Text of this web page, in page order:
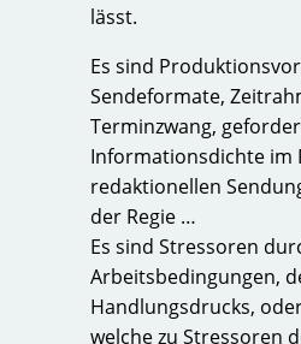
lässt.
Es sind
Sendeformate,
Terminzwang,
Informationsdichte im
redaktionellen
der Regie …
Es sind Stressoren
Arbeitsbedingungen,
Handlungsdrucks,
welche zu Stressoren